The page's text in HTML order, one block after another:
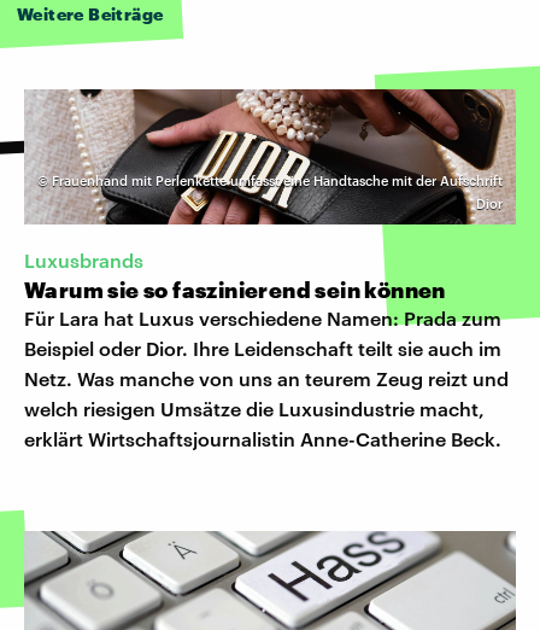
Weitere Beiträge
©Frauenhand mit Perlenkette umfasst eine Handtasche mit der Aufschrift
Dior
Luxusbrands
Warum sie so faszinierend sein können
Für Lara hat Luxus verschiedene Namen: Prada zum
Beispiel oder Dior. Ihre Leidenschaft teilt sie auch im
Netz. Was manche von uns an teurem Zeug reizt und
welch riesigen Umsätze die Luxusindustrie macht,
erklärt Wirtschaftsjournalistin Anne-Catherine Beck.